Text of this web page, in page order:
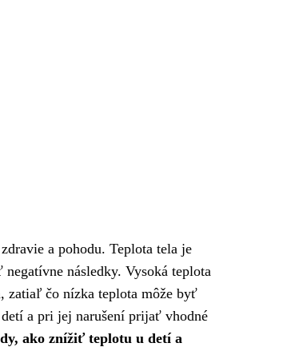
a pohodu. Teplota tela je
následky. Vysoká teplota
zatiaľ čo nízka teplota môže byť
a pri jej narušení prijať vhodné
ako znížiť teplotu u detí a